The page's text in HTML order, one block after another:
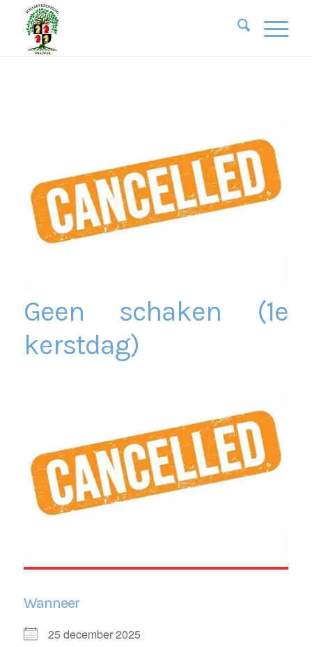
Geen schaken (1e
kerstdag)
Wanneer
25 december 2025